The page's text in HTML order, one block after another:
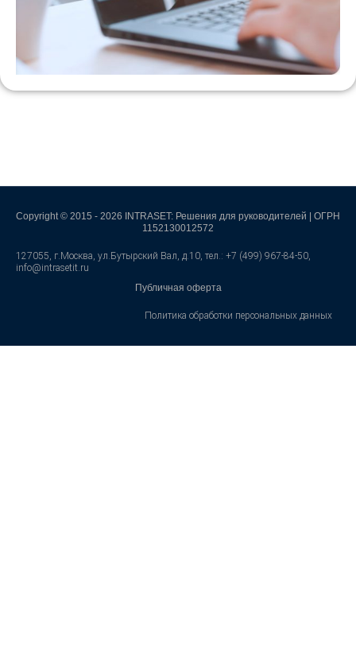
Copyright © 2015 - 2026 INTRASET: Решения для руководителей | ОГРН
1152130012572
127055, г.Москва, ул.Бутырский Вал, д.10, тел.: +7 (499) 967-84-50,
info@intrasetit.ru
Публичная оферта
Политика обработки персональных данных